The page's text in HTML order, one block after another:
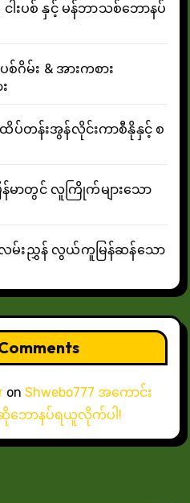
ငါးပစ် နှင့် မန်ဘာသစ်ဘောနပ်
စ်ဂိမ်း & အားကစား
ထိပ်တန်းအွန်လိုင်းကာစီနိုနှင့် စ
ြန်မာတွင် လူကြိုက်များသော
လမ်းညွှန် လွယ်ကူမြန်ဆန်သော
on Shwebo777 အကောင်း
ြိုဆိုဘောနပ်ရယူလိုက်ပါ!